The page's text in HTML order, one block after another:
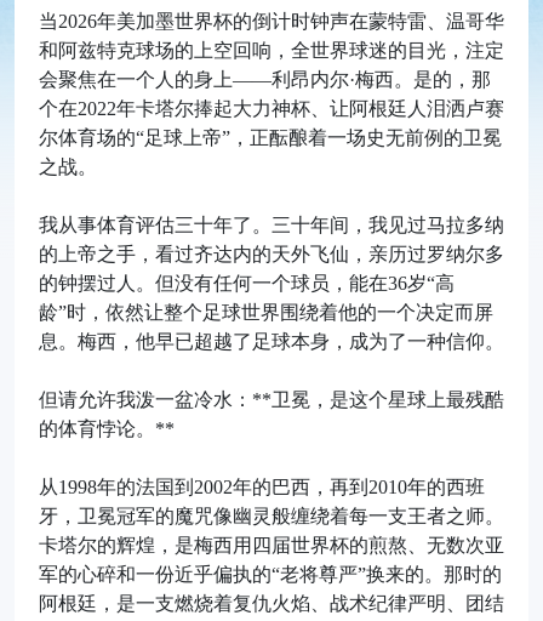
当2026年美加墨世界杯的倒计时钟声在蒙特雷、温哥华
和阿兹特克球场的上空回响，全世界球迷的目光，注定
会聚焦在一个人的身上——利昂内尔·梅西。是的，那
个在2022年卡塔尔捧起大力神杯、让阿根廷人泪洒卢赛
尔体育场的“足球上帝”，正酝酿着一场史无前例的卫冕
之战。
我从事体育评估三十年了。三十年间，我见过马拉多纳
的上帝之手，看过齐达内的天外飞仙，亲历过罗纳尔多
的钟摆过人。但没有任何一个球员，能在36岁“高
龄”时，依然让整个足球世界围绕着他的一个决定而屏
息。梅西，他早已超越了足球本身，成为了一种信仰。
但请允许我泼一盆冷水：**卫冕，是这个星球上最残酷
的体育悖论。**
从1998年的法国到2002年的巴西，再到2010年的西班
牙，卫冕冠军的魔咒像幽灵般缠绕着每一支王者之师。
卡塔尔的辉煌，是梅西用四届世界杯的煎熬、无数次亚
军的心碎和一份近乎偏执的“老将尊严”换来的。那时的
阿根廷，是一支燃烧着复仇火焰、战术纪律严明、团结